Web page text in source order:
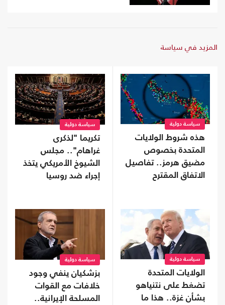
المزيد في سياسة
سياسة دولية
هذه شروط الولايات
المتحدة بخصوص
مضيق هرمز.. تفاصيل
الاتفاق المقترح
سياسة دولية
تكريما "لذكرى
غراهام".. مجلس
الشيوخ الأمريكي يتخذ
إجراء ضد روسيا
سياسة دولية
الولايات المتحدة
تضغط على نتنياهو
بشأن غزة.. هذا ما
سياسة دولية
بزشكيان ينفي وجود
خلافات مع القوات
المسلحة الإيرانية..